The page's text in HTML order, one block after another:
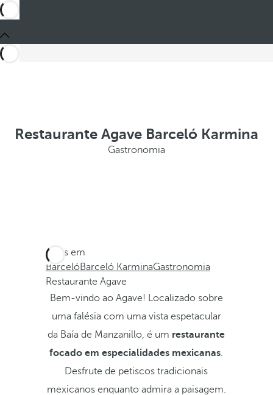
Restaurante Agave Barceló Karmina
Gastronomia
Estes em
BarcelóBarceló KarminaGastronomia
Restaurante Agave
Bem-vindo ao Agave! Localizado sobre
uma falésia com uma vista espetacular
da Baía de Manzanillo, é um restaurante
focado em especialidades mexicanas.
Desfrute de petiscos tradicionais
mexicanos enquanto admira a paisagem.